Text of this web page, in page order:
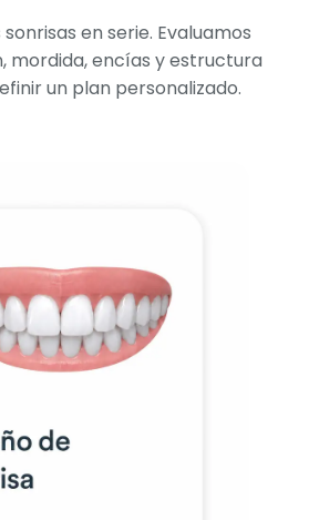
en serie. Evaluamos
mordida, encías y estructura
un plan personalizado.